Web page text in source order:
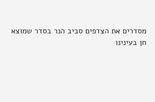
מסדרים את הצדפים סביב הנר בסדר שמוצא
חן בעינינו